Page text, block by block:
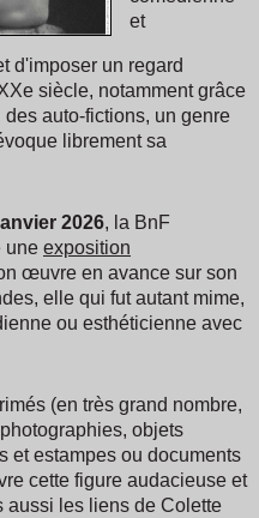
et
d'imposer un regard
siècle, notamment grâce
des auto-fictions, un genre
librement sa
2026, la BnF
une exposition
œuvre en avance sur son
elle qui fut autant mime,
ou esthéticienne avec
(en très grand nombre,
objets
et estampes ou documents
cette figure audacieuse et
aussi les liens de Colette